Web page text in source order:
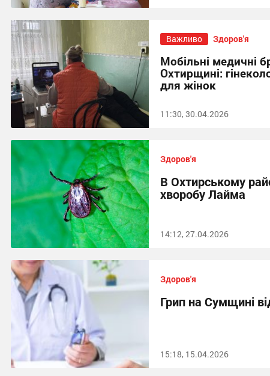
Важливо Здоров'я
Мобільні медичні
Охтирщині:
для жінок
11:30, 30.04.2026
Здоров'я
В Охтирському
хворобу Лайма
14:12, 27.04.2026
Здоров'я
Грип на Сумщині
15:18, 15.04.2026